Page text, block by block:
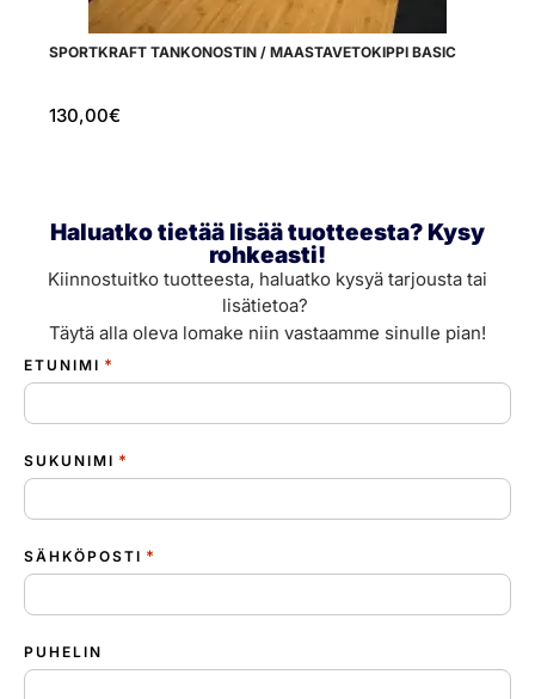
SPORTKRAFT TANKONOSTIN / MAASTAVETOKIPPI BASIC
130,00€
Haluatko tietää lisää tuotteesta? Kysy
rohkeasti!
Kiinnostuitko tuotteesta, haluatko kysyä tarjousta tai
lisätietoa?
Täytä alla oleva lomake niin vastaamme sinulle pian!
ETUNIMI *
SUKUNIMI *
SÄHKÖPOSTI *
PUHELIN